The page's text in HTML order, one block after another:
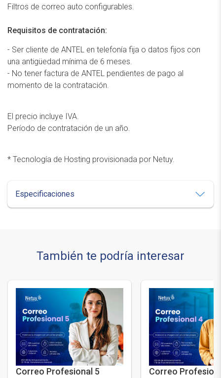
Filtros de correo auto configurables.
Requisitos de contratación:
- Ser cliente de ANTEL en telefonía fija o datos fijos con
una antigüedad mínima de 6 meses.
- No tener factura de ANTEL pendientes de pago al
momento de la contratación.
El precio incluye IVA.
Período de contratación de un año.
* Tecnología de Hosting provisionada por Netuy.
Especificaciones
También te podría interesar
Correo Profesional 5 Correo